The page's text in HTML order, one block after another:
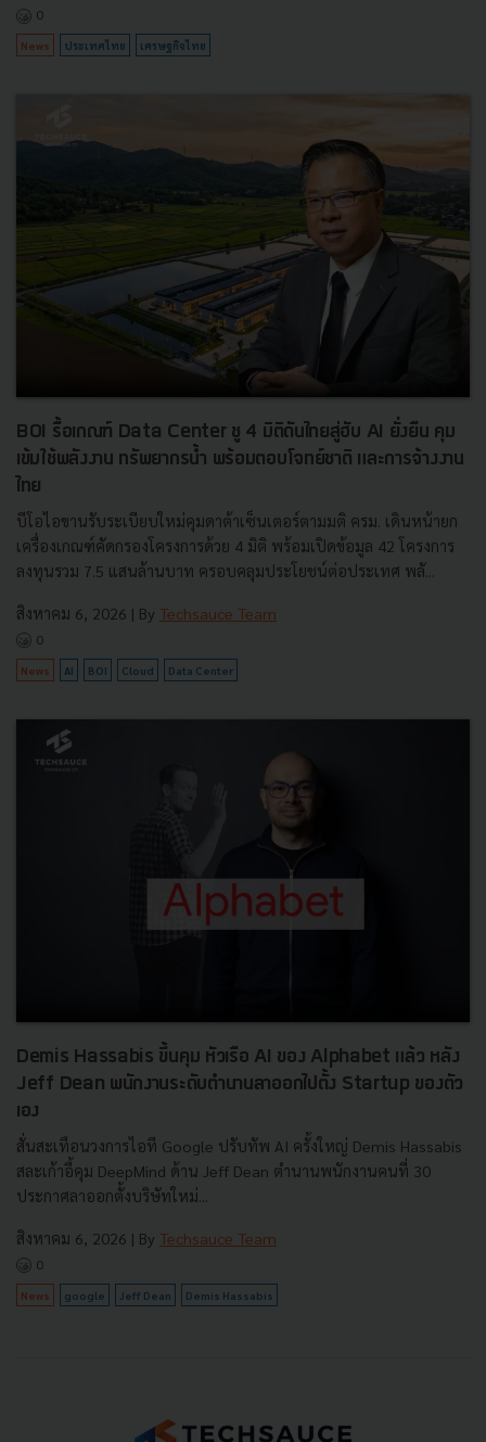
0
News ประเทศไทย เศรษฐกิจไทย
BOI รื้อเกณฑ์ Data Center ชู 4 มิติดันไทยสู่ฮับ AI ยั่งยืน คุม
เข้มใช้พลังงาน ทรัพยากรน้ำ พร้อมตอบโจทย์ชาติ และการจ้างงาน
ไทย
บีโอไอขานรับระเบียบใหม่คุมดาต้าเซ็นเตอร์ตามมติ ครม. เดินหน้ายก
เครื่องเกณฑ์คัดกรองโครงการด้วย 4 มิติ พร้อมเปิดข้อมูล 42 โครงการ
ลงทุนรวม 7.5 แสนล้านบาท ครอบคลุมประโยชน์ต่อประเทศ พลั...
สิงหาคม 6, 2026 | By Techsauce Team
0
News AI BOI Cloud Data Center
Demis Hassabis ขึ้นคุม หัวเรือ AI ของ Alphabet แล้ว หลัง
Jeff Dean พนักงานระดับตำนานลาออกไปตั้ง Startup ของตัว
เอง
สั่นสะเทือนวงการไอที Google ปรับทัพ AI ครั้งใหญ่ Demis Hassabis
สละเก้าอี้คุม DeepMind ด้าน Jeff Dean ตำนานพนักงานคนที่ 30
ประกาศลาออกตั้งบริษัทใหม่...
สิงหาคม 6, 2026 | By Techsauce Team
0
News google Jeff Dean Demis Hassabis